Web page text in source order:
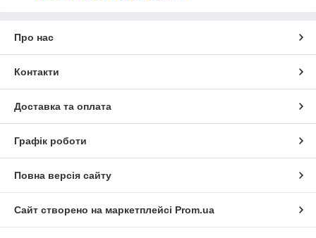
Про нас
Контакти
Доставка та оплата
Графік роботи
Повна версія сайту
Сайт створено на маркетплейсі Prom.ua